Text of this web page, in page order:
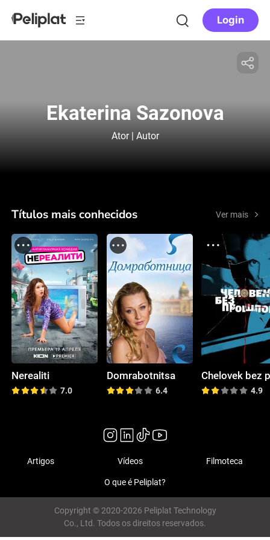
Login
Ekaterina Sazonova
Ator | Autor
Títulos mais conhecidos Ver mais
Nerealiti
7.0
Domrabotnitsa
6.4 4.9
Artigos Vídeos Filmoteca
O que é Peliplat?
Copyright © 2020-2026 Peliplat Technology
Co., Ltd. Todos os direitos reservados.